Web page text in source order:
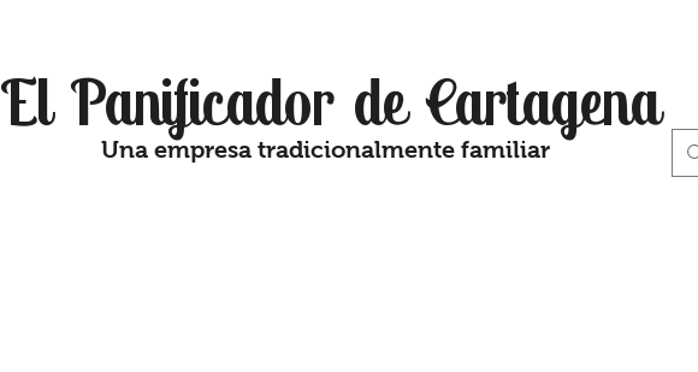
El Panificador de Cartagena
Una empresa tradicionalmente familiar